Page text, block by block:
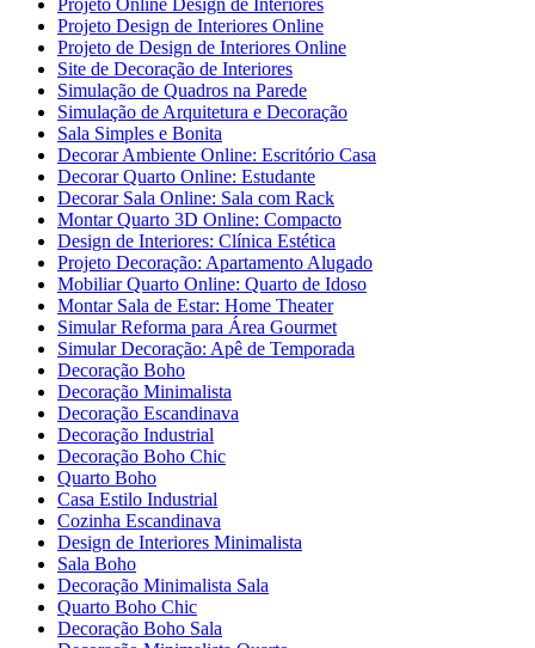
Projeto Online Design de Interiores
Projeto Design de Interiores Online
Projeto de Design de Interiores Online
Site de Decoração de Interiores
Simulação de Quadros na Parede
Simulação de Arquitetura e Decoração
Sala Simples e Bonita
Decorar Ambiente Online: Escritório Casa
Decorar Quarto Online: Estudante
Decorar Sala Online: Sala com Rack
Montar Quarto 3D Online: Compacto
Design de Interiores: Clínica Estética
Projeto Decoração: Apartamento Alugado
Mobiliar Quarto Online: Quarto de Idoso
Montar Sala de Estar: Home Theater
Simular Reforma para Área Gourmet
Simular Decoração: Apê de Temporada
Decoração Boho
Decoração Minimalista
Decoração Escandinava
Decoração Industrial
Decoração Boho Chic
Quarto Boho
Casa Estilo Industrial
Cozinha Escandinava
Design de Interiores Minimalista
Sala Boho
Decoração Minimalista Sala
Quarto Boho Chic
Decoração Boho Sala